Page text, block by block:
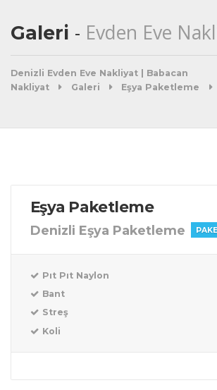
Galeri Evden Eve
Denizli Evden Eve Nakliyat | Babacan
Nakliyat
Galeri Eşya Paketleme
Eşya Paketleme
Denizli Eşya Paketleme
Pıt Pıt Naylon
Bant
Streş
Koli